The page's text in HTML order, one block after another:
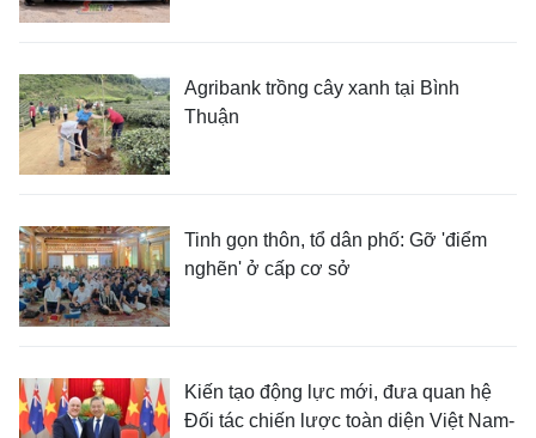
Agribank trồng cây xanh tại Bình
Thuận
Tinh gọn thôn, tổ dân phố: Gỡ 'điểm
nghẽn' ở cấp cơ sở
Kiến tạo động lực mới, đưa quan hệ
Đối tác chiến lược toàn diện Việt Nam-